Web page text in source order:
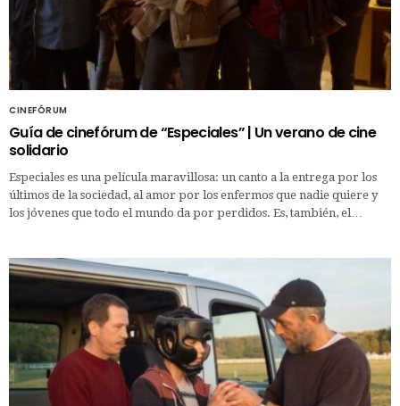
CINEFÓRUM
Guía de cinefórum de “Especiales” | Un verano de cine
solidario
Especiales es una película maravillosa: un canto a la entrega por los
últimos de la sociedad, al amor por los enfermos que nadie quiere y
los jóvenes que todo el mundo da por perdidos. Es, también, el…